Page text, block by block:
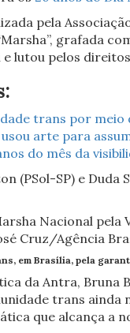
pela
grafada
lutou pelos
trans por meio
arte para
do mês da
(PSol-SP) e
em Brasília, pela
da Antra, Bruna
trans
que alcança a